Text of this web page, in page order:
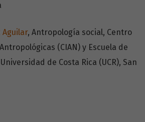
Aguilar, Antropología social, Centro
(CIAN) y Escuela de
de Costa Rica (UCR), San